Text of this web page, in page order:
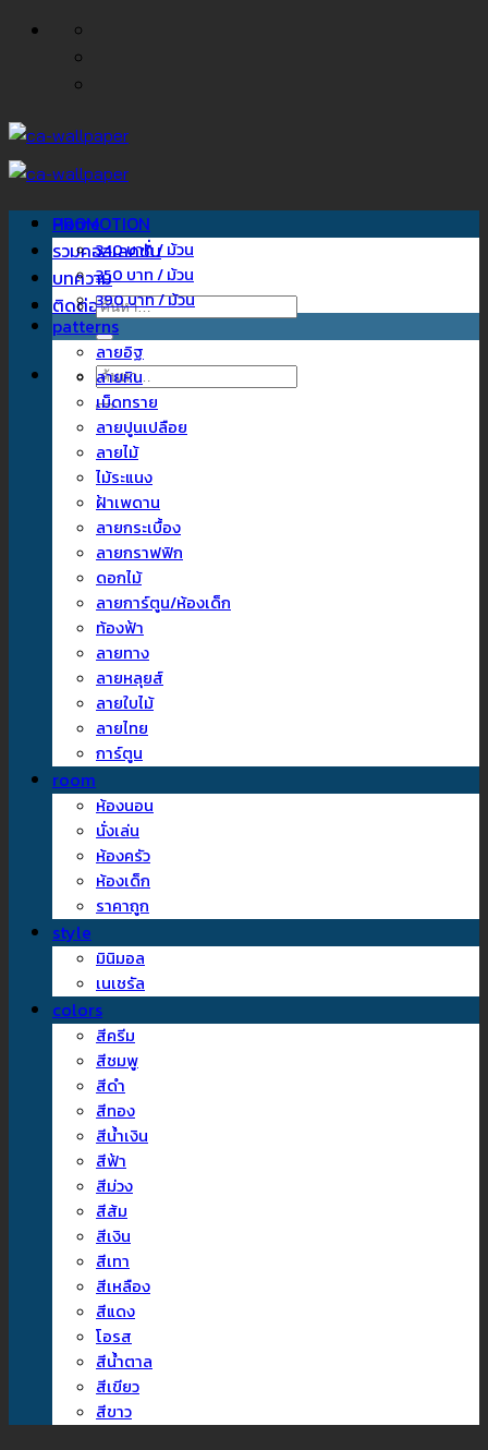
ข้าม
Home
รวมคอลเลคชั่น
บทความ
ติดต่อเรา
ค้นหา:
ค้นหา:
PROMOTION
340 บาท / ม้วน
350 บาท / ม้วน
390 บาท / ม้วน
patterns
ลายอิฐ
ลายหิน
เม็ดทราย
ลายปูนเปลือย
ลายไม้
ไม้ระแนง
ฝ้าเพดาน
ลายกระเบื้อง
ลายกราฟฟิก
ดอกไม้
ลายการ์ตูน/ห้องเด็ก
ท้องฟ้า
ลายทาง
ลายหลุยส์
ลายใบไม้
ลายไทย
การ์ตูน
room
ห้องนอน
นั่งเล่น
ห้องครัว
ห้องเด็ก
ราคาถูก
style
มินิมอล
เนเชรัล
colors
สีครีม
สีชมพู
สีดำ
สีทอง
สีน้ำเงิน
สีฟ้า
สีม่วง
สีส้ม
สีเงิน
สีเทา
สีเหลือง
สีแดง
โอรส
สีน้ำตาล
สีเขียว
สีขาว